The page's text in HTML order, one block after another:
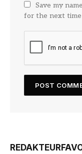
Save my
for the next time